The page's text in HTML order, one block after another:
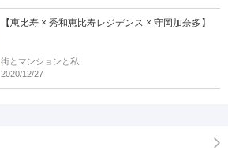
【恵比寿 × 秀和恵比寿レジデンス × 守岡加奈多】
街とマンションと私
2020/12/27